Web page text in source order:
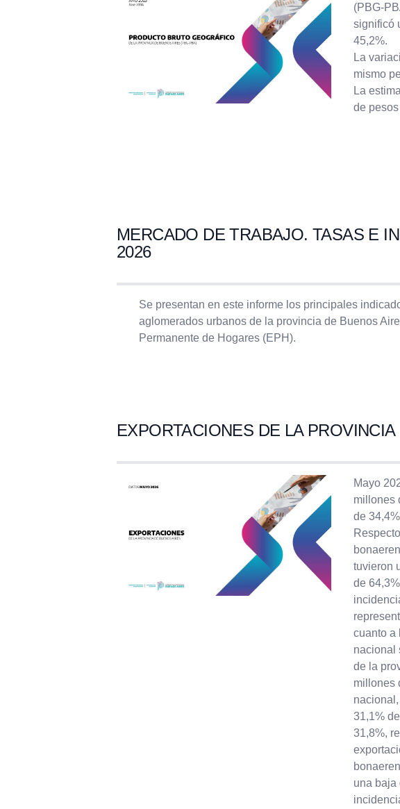
(PBG-
significó
45,2%.
La
mismo
La
de
MERCADO DE TRABAJO. TASAS E
2026
Se presentan en este informe los principales
aglomerados urbanos de la provincia de Buenos
Permanente de Hogares (EPH).
EXPORTACIONES DE LA
Mayo
millones
de
tuvieron
de
cuanto a
nacional
de la
millones
31,1%
31,8%,
una baja